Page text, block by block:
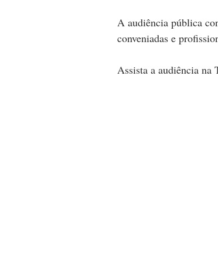
A audiência pública
conveniadas e
Assista a audiência na